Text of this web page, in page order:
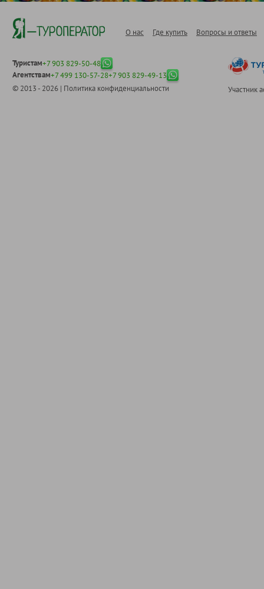
О нас Где купить Вопросы и ответы
Туристам+7 903 829-50-48
Агентствам+7 499 130-57-28+7 903 829-49-13
© 2013 - 2026 | Политика конфиденциальности Участник